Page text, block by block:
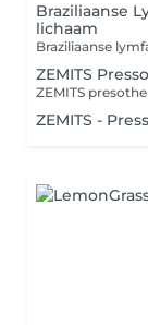
Braziliaanse
lichaam
ZEMITS
ZEMITS -